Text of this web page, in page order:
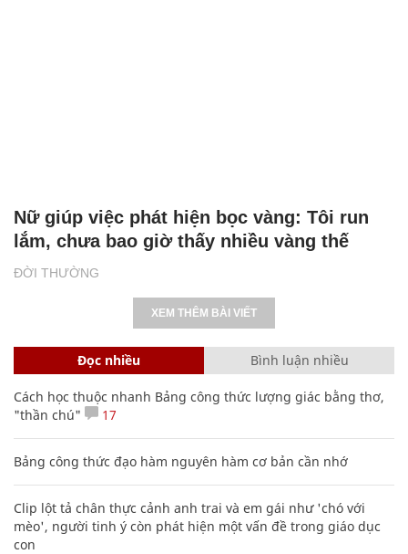
ĐỜI THƯỜNG
Nữ giúp việc phát hiện bọc vàng: Tôi run
lắm, chưa bao giờ thấy nhiều vàng thế
XEM THÊM BÀI VIẾT
Đọc nhiều Bình luận nhiều
Cách học thuộc nhanh Bảng công thức lượng giác bằng thơ,
"thần chú"
17
Bảng công thức đạo hàm nguyên hàm cơ bản cần nhớ
Clip lột tả chân thực cảnh anh trai và em gái như 'chó với
mèo', người tinh ý còn phát hiện một vấn đề trong giáo dục
con